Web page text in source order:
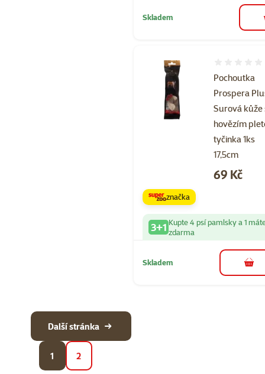
Skladem
Pochoutka
Prospera
Surová kůže
hovězím
tyčinka 1ks
17,5cm
Cena
69 Kč
značka
3+1 Kupte 4 psí pamlsky a 1
zdarma
Skladem do
1 2
Další stránka